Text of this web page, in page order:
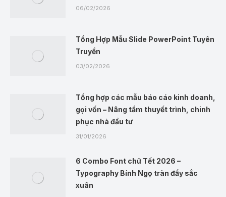
06/02/2026
Tổng Hợp Mẫu Slide PowerPoint Tuyên
Truyền
03/02/2026
Tổng hợp các mẫu báo cáo kinh doanh,
gọi vốn – Nâng tầm thuyết trình, chinh
phục nhà đầu tư
31/01/2026
6 Combo Font chữ Tết 2026 –
Typography Bính Ngọ tràn đầy sắc
xuân